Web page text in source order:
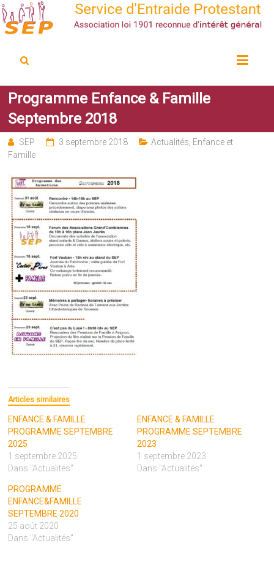
SEP
Programme Enfance & Famille
Septembre 2018
SEP 3 septembre 2018 Actualités, Enfance et
Famille
Articles similaires
ENFANCE & FAMILLE
PROGRAMME SEPTEMBRE
2025
1 septembre 2025
Dans "Actualités"
ENFANCE & FAMILLE
PROGRAMME SEPTEMBRE
2023
1 septembre 2023
Dans "Actualités"
PROGRAMME
ENFANCE&FAMILLE
SEPTEMBRE 2020
25 août 2020
Dans "Actualités"